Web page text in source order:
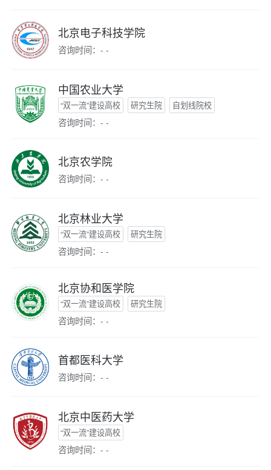
北京电子科技学院
咨询时间：- -
中国农业大学
“双一流”建设高校 研究生院 自划线院校
咨询时间：- -
北京农学院
咨询时间：- -
北京林业大学
“双一流”建设高校 研究生院
咨询时间：- -
北京协和医学院
“双一流”建设高校 研究生院
咨询时间：- -
首都医科大学
咨询时间：- -
北京中医药大学
“双一流”建设高校
咨询时间：- -